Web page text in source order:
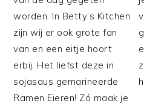
worden. In Betty’s Kitchen
zijn wij er ook grote fan
van en een eitje hoort
erbij. Het liefst deze in
sojasaus gemarineerde
Ramen Eieren! Zó maak je